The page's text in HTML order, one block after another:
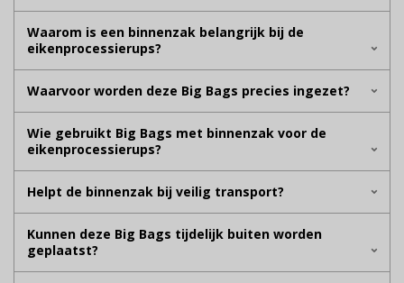
Waarom is een binnenzak belangrijk bij de
eikenprocessierups?
Waarvoor worden deze Big Bags precies ingezet?
Wie gebruikt Big Bags met binnenzak voor de
eikenprocessierups?
Helpt de binnenzak bij veilig transport?
Kunnen deze Big Bags tijdelijk buiten worden
geplaatst?